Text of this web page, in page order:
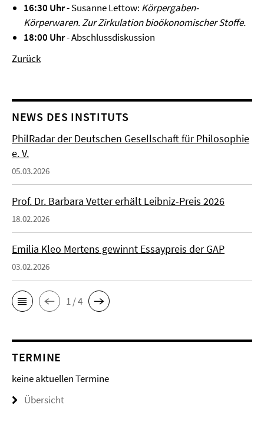
16:30 Uhr- Susanne Lettow: Körpergaben-
Körperwaren. Zur Zirkulation bioökonomischer Stoffe.
18:00 Uhr- Abschlussdiskussion
Zurück
NEWS DES INSTITUTS
PhilRadar der Deutschen Gesellschaft für Philosophie
e. V.
05.03.2026
Prof. Dr. Barbara Vetter erhält Leibniz-Preis 2026
18.02.2026
Emilia Kleo Mertens gewinnt Essaypreis der GAP
03.02.2026
1 / 4
TERMINE
keine aktuellen Termine
Übersicht